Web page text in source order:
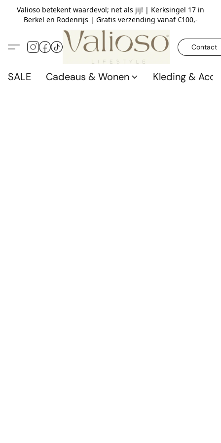
Valioso betekent waardevol; net als jij! | Kerksingel 17 in
Berkel en Rodenrijs | Gratis verzending vanaf €100,-
Contact
SALE Cadeaus & Wonen Kleding &